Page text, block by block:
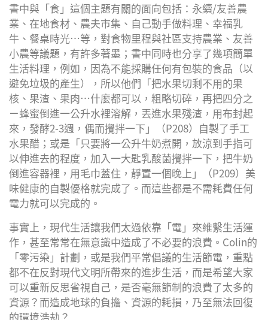
書中與「食」這個主題有關的面向包括：永續/友善農
業、在地食材、農夫市集、自己動手做料理、幸福乳
牛、餐桌時光…等，對食物里程與社區支持農業、友善
小農等議題，有許多著墨；書中同時也分享了幾項簡單
生活料理，例如，因為不能採購任何有包裝的食品（以
避免垃圾的產生），所以他們「把水果切剩不用的果
核、果渣、果肉…什麼都可以，粗略切碎，再把四分之
ㄧ蜂蜜倒進一公升水裡溶解，丟進水果殘渣，用布封起
來，發酵2-3週，偶而攪拌一下」（P208）自製了手工
水果醋；或是「只要將一公升牛奶煮開，放涼到手指可
以伸進去的程度，加入一大匙乳酸菌攪拌一下，把牛奶
倒進容器裡，用毛巾蓋住，靜置一個晚上」（P209）美
味健康的自製優格就完成了。而這些都是不需耗費任何
電力就可以完成的。
事實上，現代生活讓我們太過依靠「電」來維繫生活運
作，甚至常常在無意識中造成了不必要的浪費。Colin的
「零污染」計劃，或是我們平常倡議的生活節電，重點
都不在反對現代文明所帶來的進步生活，而是希望大家
可以重新反思省視自己，是否毫無節制的浪費了太多的
資源？而造成地球的負擔、資源的耗損，乃至無法回復
的環境浩劫？